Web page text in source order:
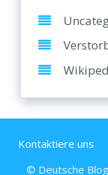
Kontaktiere uns
© Deutsche